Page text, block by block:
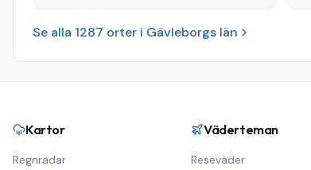
Se alla 1287 orter i Gävleborgs län
Kartor
Regnradar
Väderteman
Reseväder